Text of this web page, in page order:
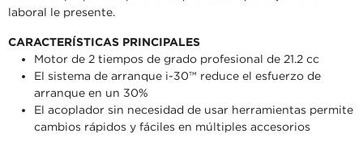
laboral le presente.
CARACTERÍSTICAS PRINCIPALES
Motor de 2 tiempos de grado profesional de 21.2 cc
El sistema de arranque i-30™ reduce el esfuerzo de
arranque en un 30%
El acoplador sin necesidad de usar herramientas permite
cambios rápidos y fáciles en múltiples accesorios